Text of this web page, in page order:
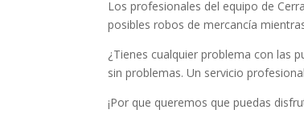
Los profesionales del equipo de
posibles robos de mercancía
¿Tienes cualquier problema con las
sin problemas. Un servicio
¡Por que queremos que puedas